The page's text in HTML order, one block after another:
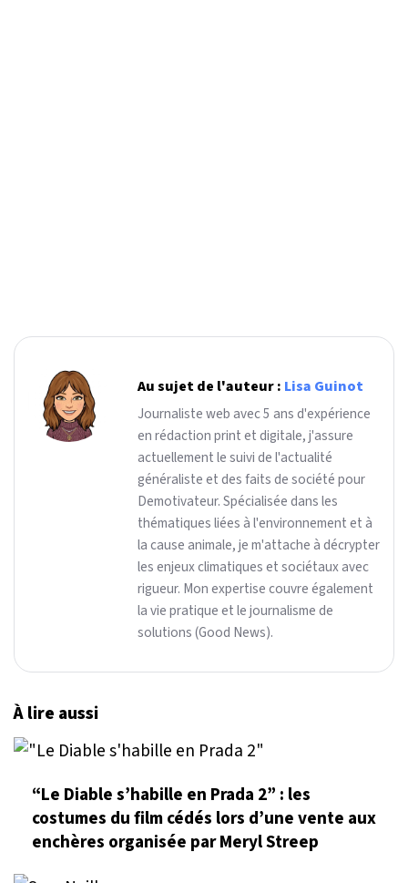
Au sujet de l'auteur : Lisa Guinot
Journaliste web avec 5 ans d'expérience
en rédaction print et digitale, j'assure
actuellement le suivi de l'actualité
généraliste et des faits de société pour
Demotivateur. Spécialisée dans les
thématiques liées à l'environnement et à
la cause animale, je m'attache à décrypter
les enjeux climatiques et sociétaux avec
rigueur. Mon expertise couvre également
la vie pratique et le journalisme de
solutions (Good News).
À lire aussi
“Le Diable s’habille en Prada 2” : les
costumes du film cédés lors d’une vente aux
enchères organisée par Meryl Streep